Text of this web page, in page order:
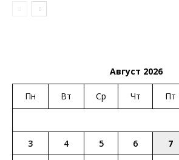
Август 2026
Пн Вт Ср Чт Пт
3
4 5 6 7